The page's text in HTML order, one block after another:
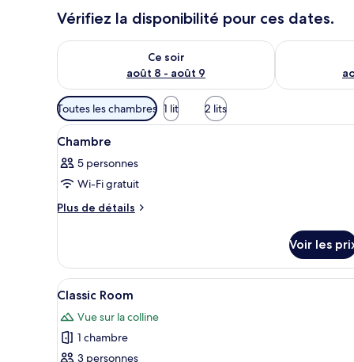
Vérifiez la disponibilité pour ces dates.
Ce soir
août 8 - août 9
Vérifier la disponibilité pour ce soir août 8 - août 9
Vérifier la
Filtres
disponibles
pour
chambres
Toutes les chambres 1 lit 2 lits
Afficher
toutes
les
photos
pour
de
chambre :
Chambre
Une chambre avec un lit, une
3
Chambre
5 personnes
Wi-Fi gratuit
Plus de détails
Plus
le
type
de
Chambre
Voir les
Afficher
toutes
les
photos
Une chambre d’hôtel avec
5
Classic Room
Vue sur la colline
1 chambre
3 personnes